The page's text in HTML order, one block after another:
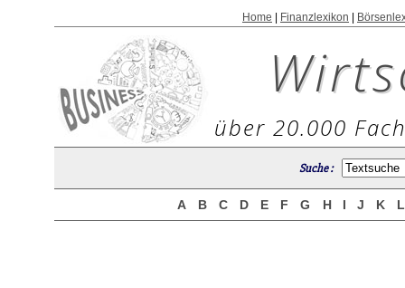
Home Finanzlexikon
über 20.000
Suche :
A B C D E F G H I J K